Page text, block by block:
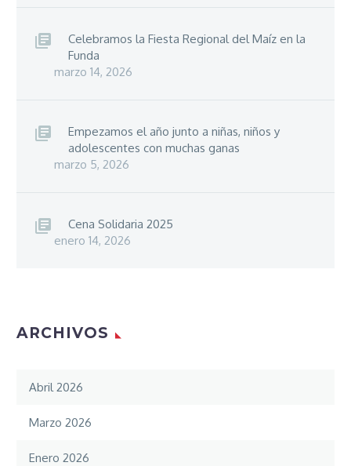
Celebramos la Fiesta Regional del Maíz en la
Funda
marzo 14, 2026
Empezamos el año junto a niñas, niños y
adolescentes con muchas ganas
marzo 5, 2026
Cena Solidaria 2025
enero 14, 2026
ARCHIVOS
Abril 2026
Marzo 2026
Enero 2026